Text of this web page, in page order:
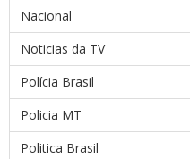
Nacional
Noticias da TV
Polícia Brasil
Policia MT
Politica Brasil